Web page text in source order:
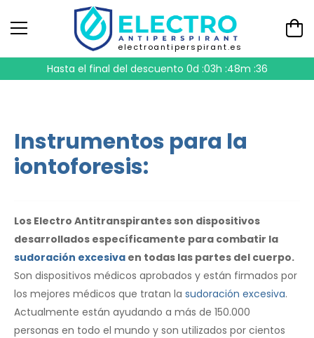
electroantiperspirant.es
Hasta el final del descuento 0d :03h :48m :36
Instrumentos para la
iontoforesis:
Los Electro Antitranspirantes son dispositivos
desarrollados específicamente para combatir la
sudoración excesiva en todas las partes del cuerpo.
Son dispositivos médicos aprobados y están firmados por
los mejores médicos que tratan la sudoración excesiva.
Actualmente están ayudando a más de 150.000
personas en todo el mundo y son utilizados por cientos